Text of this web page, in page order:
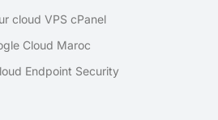
cloud VPS cPanel
Cloud Maroc
Endpoint Security